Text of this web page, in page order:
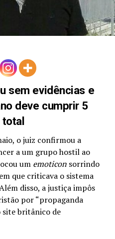
sem evidências e
deve cumprir 5
total
o juiz confirmou a
a um grupo hostil ao
um emoticonsorrindo
que criticava o sistema
disso, a justiça impôs
por “propaganda
site britânico de